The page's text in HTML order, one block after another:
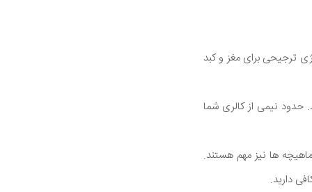
ترجیحی برای مغز و کبد
حدود نیمی از کالری شما
ها نیز مهم هستند.
دارید.